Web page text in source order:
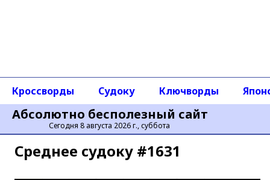
Абсолютно бесполезный сайт
Сегодня 8 августа 2026 г., суббота
Кроссворды Судоку Ключворды
Среднее cудоку #1631